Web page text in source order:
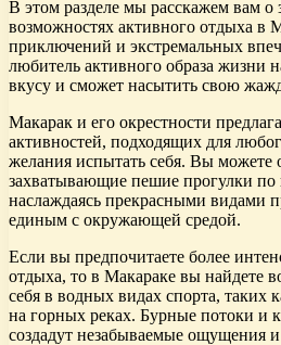
В этом разделе мы расскажем вам
возможностях активного отдыха в
приключений и экстремальных
любитель активного образа жизни
вкусу и сможет насытить свою
Макарак и его окрестности
активностей, подходящих для
желания испытать себя. Вы можете
захватывающие пешие прогулки
наслаждаясь прекрасными видами
единым с окружающей средой.
Если вы предпочитаете более
отдыха, то в Макараке вы найдете
себя в водных видaх спорта, таких
на горных реках. Бурные потоки и
создадут незабываемые ощущения